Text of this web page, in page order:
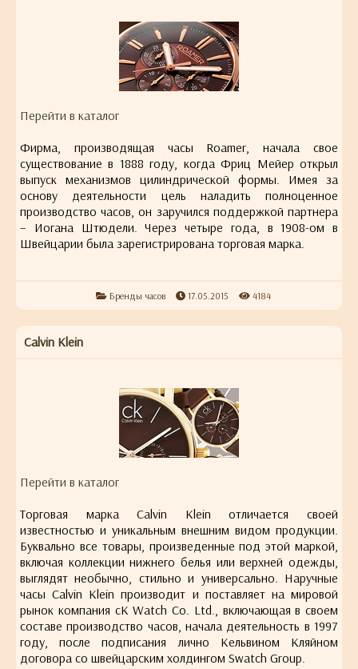
Перейти в каталог
Фирма, производящая часы Roamer, начала свое
существование в 1888 году, когда Фриц Мейер открыл
выпуск механизмов цилиндрической формы. Имея за
основу деятельности цель наладить полноценное
производство часов, он заручился поддержкой партнера
– Иогана Штюдели. Через четыре года, в 1908-ом в
Швейцарии была зарегистрирована торговая марка.
Бренды часов 17.05.2015 4184
Calvin Klein
Перейти в каталог
Торговая марка Calvin Klein отличается своей
известностью и уникальным внешним видом продукции.
Буквально все товары, произведенные под этой маркой,
включая коллекции нижнего белья или верхней одежды,
выглядят необычно, стильно и универсально. Наручные
часы Calvin Klein производит и поставляет на мировой
рынок компания cK Watch Co. Ltd., включающая в своем
составе производство часов, начала деятельность в 1997
году, после подписания лично Кельвином Кляйном
договора со швейцарским холдингом Swatch Group.